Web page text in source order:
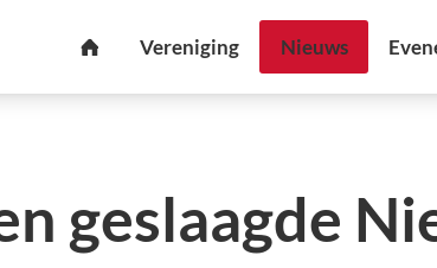
geslaagde